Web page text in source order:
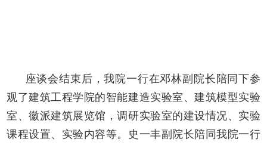
座谈会结束后，我院一行在邓林副院长陪同下参
观了建筑工程学院的智能建造实验室、建筑模型实验
室、徽派建筑展览馆，调研实验室的建设情况、实验
课程设置、实验内容等。史一丰副院长陪同我院一行